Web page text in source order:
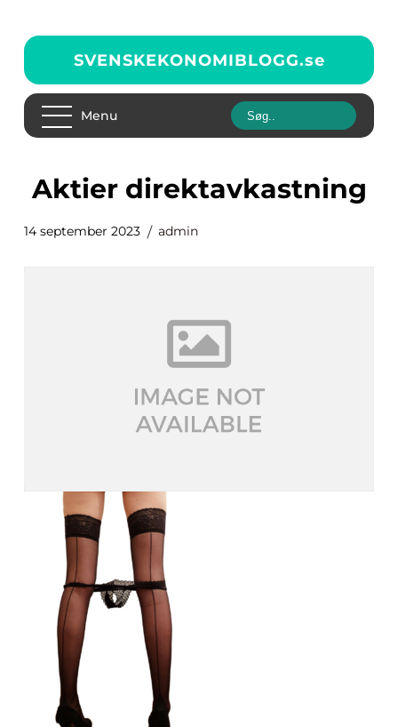
SVENSKEKONOMIBLOGG.se
Menu
aktier direktavkastning
14 september 2023 admin